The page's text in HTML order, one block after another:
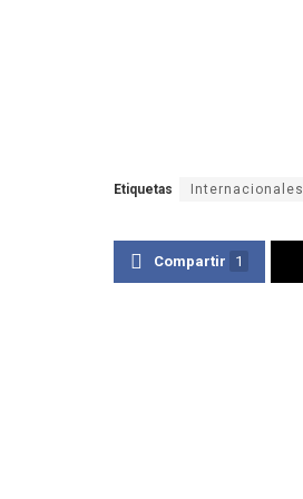
Etiquetas Internacionales
Compartir 1